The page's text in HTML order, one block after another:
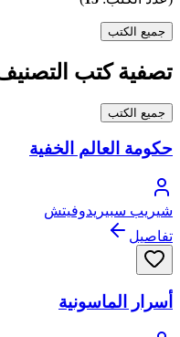
جميع الكتب
تصفية كتب
جميع الكتب
حكومة العالم الخفية
شيريب سبيريدوفيتش
تفاصيل
أسرار الماسونية